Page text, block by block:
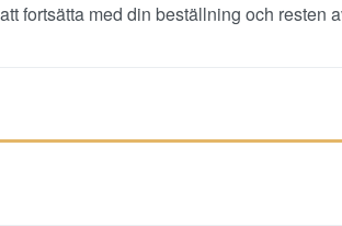
fortsätta med din beställning och resten